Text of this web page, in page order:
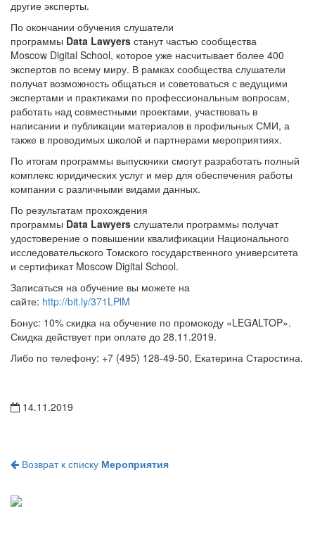
По окончании обучения слушатели
программыData Lawyersстанут частью сообщества
Moscow Digital School, которое уже насчитывает более 400
экспертов по всему миру. В рамках сообщества слушатели
получат возможность общаться и советоваться с ведущими
экспертами и практиками по профессиональным вопросам,
работать над совместными проектами, участвовать в
написании и публикации материалов в профильных СМИ, а
также в проводимых школой и партнерами мероприятиях.
По итогам программы выпускники смогут разработать полный
комплекс юридических услуг и мер для обеспечения работы
компании с различными видами данных.
По результатам прохождения
программыData Lawyersслушатели программы получат
удостоверение о повышении квалификации Национального
исследовательского Томского государственного университета
и сертификат Moscow Digital School.
Записаться на обучение вы можете на
сайте:http://bit.ly/371LPlM
Бонус: 10% скидка на обучение по промокоду «LEGALTOP».
Скидка действует при оплате до 28.11.2019.
Либо по телефону: +7 (495) 128-49-50, Екатерина Старостина.